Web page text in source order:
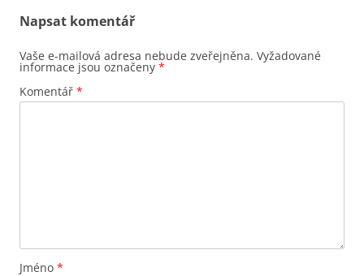
Napsat komentář
Vaše e-mailová adresa nebude zveřejněna. Vyžadované
informace jsou označeny *
Komentář *
Jméno *